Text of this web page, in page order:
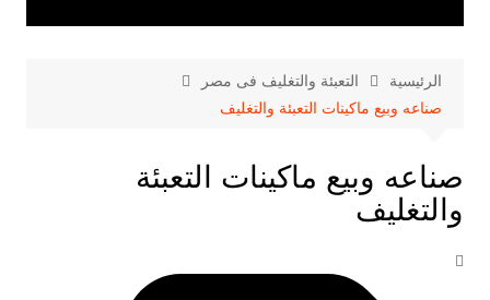
الرئيسية
التعبئة والتغليف فى مصر
صناعه وبيع ماكينات التعبئة والتغليف
صناعه وبيع ماكينات التعبئة
والتغليف